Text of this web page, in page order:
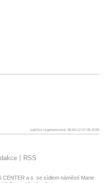
patička vygenerovaná: 05:50:12 07.08.2026
RSS
CENTER a.s. se sídlem náměstí Marie